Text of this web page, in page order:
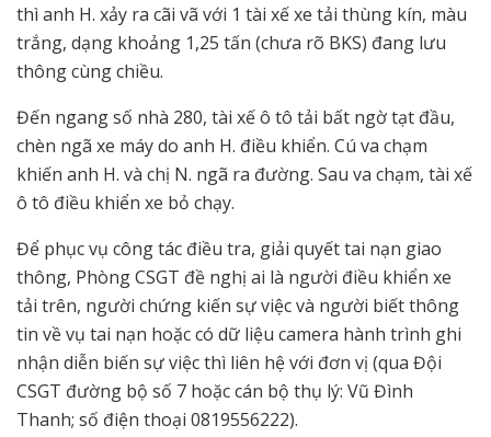
thì anh H. xảy ra cãi vã với 1 tài xế xe tải thùng kín, màu
trắng, dạng khoảng 1,25 tấn (chưa rõ BKS) đang lưu
thông cùng chiều.
Đến ngang số nhà 280, tài xế ô tô tải bất ngờ tạt đầu,
chèn ngã xe máy do anh H. điều khiển. Cú va chạm
khiến anh H. và chị N. ngã ra đường. Sau va chạm, tài xế
ô tô điều khiển xe bỏ chạy.
Để phục vụ công tác điều tra, giải quyết tai nạn giao
thông, Phòng CSGT đề nghị ai là người điều khiển xe
tải trên, người chứng kiến sự việc và người biết thông
tin về vụ tai nạn hoặc có dữ liệu camera hành trình ghi
nhận diễn biến sự việc thì liên hệ với đơn vị (qua Đội
CSGT đường bộ số 7 hoặc cán bộ thụ lý: Vũ Đình
Thanh; số điện thoại 0819556222).